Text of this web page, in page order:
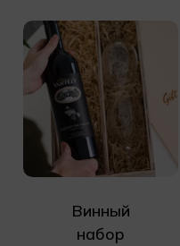
Винный
набор